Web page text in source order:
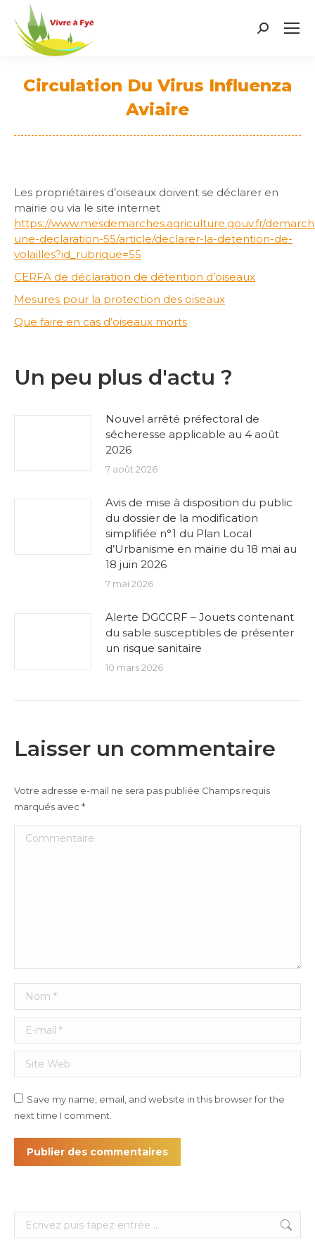
Search:
Circulation Du Virus Influenza
Aviaire
Les propriétaires d’oiseaux doivent se déclarer en
mairie ou via le site internet
https://www.mesdemarches.agriculture.gouv.fr/
une-declaration-55/article/declarer-la-detention-de-
volailles?id_rubrique=55
CERFA de déclaration de détention d’oiseaux
Mesures pour la protection des oiseaux
Que faire en cas d’oiseaux morts
Un peu plus d'actu ?
Nouvel arrêté préfectoral de
sécheresse applicable au 4 août
2026
7 août 2026
Avis de mise à disposition du public
du dossier de la modification
simplifiée n°1 du Plan Local
d’Urbanisme en mairie du 18 mai au
18 juin 2026
7 mai 2026
Alerte DGCCRF – Jouets contenant
du sable susceptibles de présenter
un risque sanitaire
10 mars 2026
Laisser un commentaire
Votre adresse e-mail ne sera pas publiée Champs requis
marqués avec *
Commentaire
Nom *
E-mail *
Site Web
Save my name, email, and website in this browser for the
next time I comment.
Publier des commentaires
Search: